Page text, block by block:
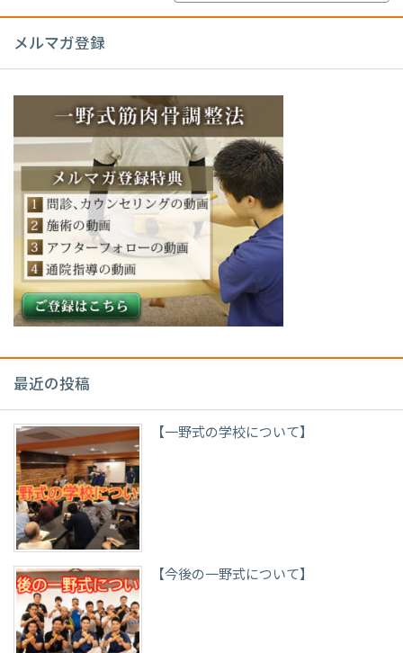
メルマガ登録
最近の投稿
【一野式の学校について】
【今後の一野式について】